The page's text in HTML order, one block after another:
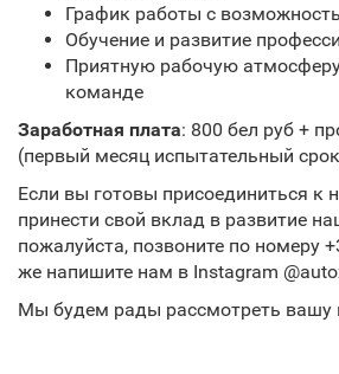
График работы с
Обучение и развитие
Приятную рабочую
команде
Заработная плата: 800 бел руб +
(первый месяц испытательный
Если вы готовы присоединиться к
принести свой вклад в развитие
пожалуйста, позвоните по номеру
же напишите нам в Instagram
Мы будем рады рассмотреть вашу